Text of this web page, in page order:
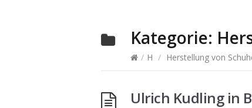
Kategorie:
/ H / Herstellung von
Ulrich Kudling in